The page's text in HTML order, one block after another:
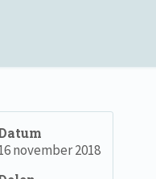
november 2018